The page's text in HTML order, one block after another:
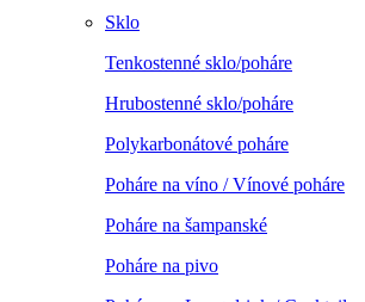
Sklo
Tenkostenné sklo/poháre
Hrubostenné sklo/poháre
Polykarbonátové poháre
Poháre na víno / Vínové poháre
Poháre na šampanské
Poháre na pivo